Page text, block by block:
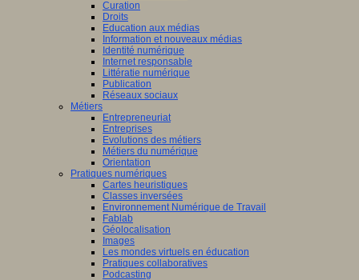
Curation
Droits
Education aux médias
Information et nouveaux médias
Identité numérique
Internet responsable
Littératie numérique
Publication
Réseaux sociaux
Métiers
Entrepreneuriat
Entreprises
Evolutions des métiers
Métiers du numérique
Orientation
Pratiques numériques
Cartes heuristiques
Classes inversées
Environnement Numérique de Travail
Fablab
Géolocalisation
Images
Les mondes virtuels en éducation
Pratiques collaboratives
Podcasting